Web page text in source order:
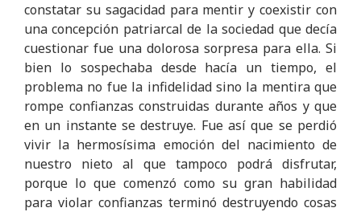
constatar su sagacidad para mentir y coexistir con
una concepción patriarcal de la sociedad que decía
cuestionar fue una dolorosa sorpresa para ella. Si
bien lo sospechaba desde hacía un tiempo, el
problema no fue la infidelidad sino la mentira que
rompe confianzas construidas durante años y que
en un instante se destruye. Fue así que se perdió
vivir la hermosísima emoción del nacimiento de
nuestro nieto al que tampoco podrá disfrutar,
porque lo que comenzó como su gran habilidad
para violar confianzas terminó destruyendo cosas